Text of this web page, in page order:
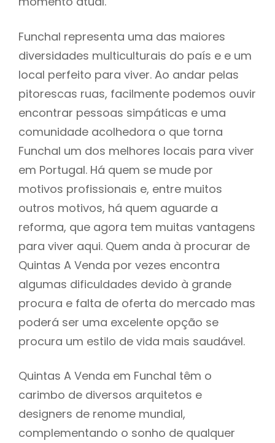
Funchal representa uma das maiores
diversidades multiculturais do país e e um
local perfeito para viver. Ao andar pelas
pitorescas ruas, facilmente podemos ouvir
encontrar pessoas simpáticas e uma
comunidade acolhedora o que torna
Funchal um dos melhores locais para viver
em Portugal. Há quem se mude por
motivos profissionais e, entre muitos
outros motivos, há quem aguarde a
reforma, que agora tem muitas vantagens
para viver aqui. Quem anda à procurar de
Quintas A Venda por vezes encontra
algumas dificuldades devido à grande
procura e falta de oferta do mercado mas
poderá ser uma excelente opção se
procura um estilo de vida mais saudável.
Quintas A Venda em Funchal têm o
carimbo de diversos arquitetos e
designers de renome mundial,
complementando o sonho de qualquer